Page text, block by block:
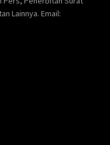
Lainnya. Email: